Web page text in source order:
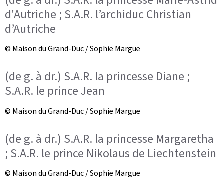
d'Autriche ; S.A.R. l’archiduc Christian
d’Autriche
© Maison du Grand-Duc / Sophie Margue
(de g. à dr.) S.A.R. la princesse Diane ;
S.A.R. le prince Jean
© Maison du Grand-Duc / Sophie Margue
(de g. à dr.) S.A.R. la princesse Margaretha
; S.A.R. le prince Nikolaus de Liechtenstein
© Maison du Grand-Duc / Sophie Margue